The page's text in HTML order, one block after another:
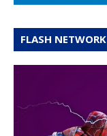
FLASH NETWORK